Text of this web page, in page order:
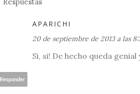
APARICHI
20 de septiembre de 2013 a las
Si, si! De hecho queda
Responder